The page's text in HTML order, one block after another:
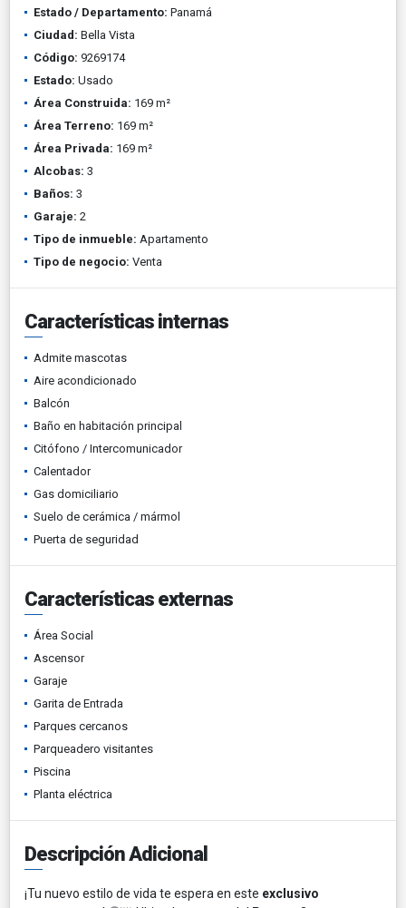
Estado / Departamento: Panamá
Ciudad: Bella Vista
Código: 9269174
Estado: Usado
Área Construida: 169 m²
Área Terreno: 169 m²
Área Privada: 169 m²
Alcobas: 3
Baños: 3
Garaje: 2
Tipo de inmueble: Apartamento
Tipo de negocio: Venta
Características internas
Admite mascotas
Aire acondicionado
Balcón
Baño en habitación principal
Citófono / Intercomunicador
Calentador
Gas domiciliario
Suelo de cerámica / mármol
Puerta de seguridad
Características externas
Área Social
Ascensor
Garaje
Garita de Entrada
Parques cercanos
Parqueadero visitantes
Piscina
Planta eléctrica
Descripción Adicional
¡Tu nuevo estilo de vida te espera en este exclusivo